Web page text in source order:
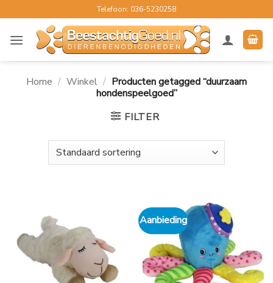
naar
inhoud
Telefoon: 036-5230258
Home / Winkel / Producten getagged “duurzaam
hondenspeelgoed”
FILTER
Aanbieding